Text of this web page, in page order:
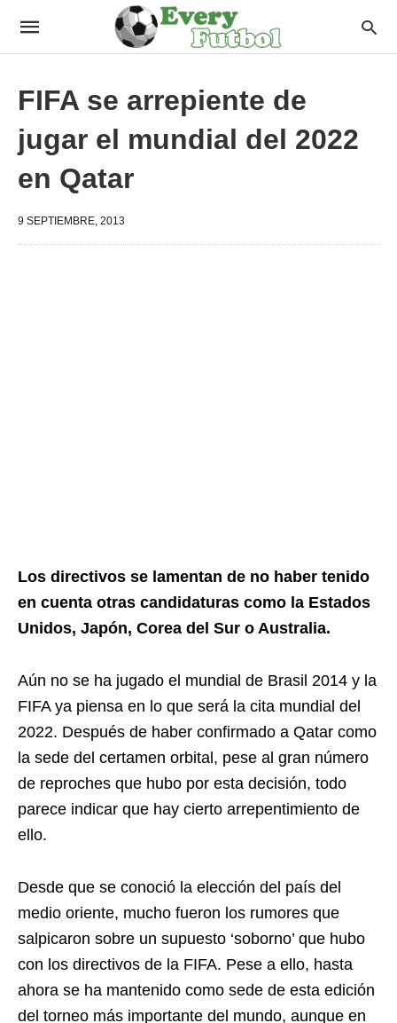
FIFA se arrepiente de
jugar el mundial del 2022
en Qatar
9 SEPTIEMBRE, 2013
Los directivos se lamentan de no haber tenido
en cuenta otras candidaturas como la Estados
Unidos, Japón, Corea del Sur o Australia.
Aún no se ha jugado el mundial de Brasil 2014 y la
FIFA ya piensa en lo que será la cita mundial del
2022. Después de haber confirmado a Qatar como
la sede del certamen orbital, pese al gran número
de reproches que hubo por esta decisión, todo
parece indicar que hay cierto arrepentimiento de
ello.
Desde que se conoció la elección del país del
medio oriente, mucho fueron los rumores que
salpicaron sobre un supuesto ‘soborno’ que hubo
con los directivos de la FIFA. Pese a ello, hasta
ahora se ha mantenido como sede de esta edición
del torneo más importante del mundo, aunque en